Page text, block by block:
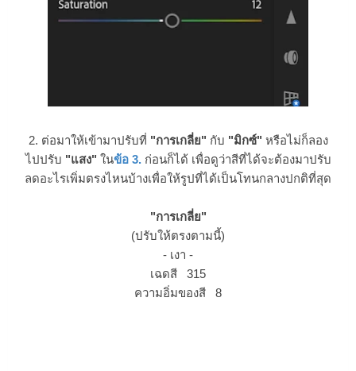
2. ต่อมาให้เข้ามาปรับที่ "การเกลี่ย" กับ "มิกซ์" หรือไม่ก็ลอง
ไปปรับ "แสง" ในข้อ 3. ก่อนก็ได้ เพื่อดูว่าสีที่ได้จะต้องมาปรับ
ลดอะไรเพิ่มตรงไหนบ้างเพื่อให้รูปที่ได้เป็นโทนกลางปกติที่สุด
"การเกลี่ย"
(ปรับให้ตรงตามนี้)
- เงา -
เฉดสี 315
ความอิ่มของสี 8